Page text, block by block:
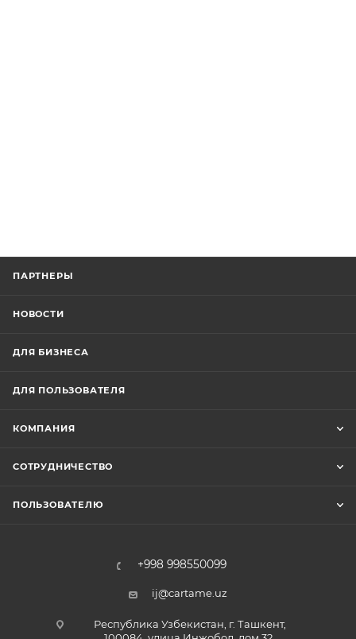
ПАРТНЕРЫ
НОВОСТИ
ДЛЯ БИЗНЕСА
ДЛЯ ПОЛЬЗОВАТЕЛЯ
КОМПАНИЯ
СОТРУДНИЧЕСТВО
ПОЛЬЗОВАТЕЛЮ
+998 998550099
ij@cartame.uz
Республика Узбекистан, г. Ташкент,